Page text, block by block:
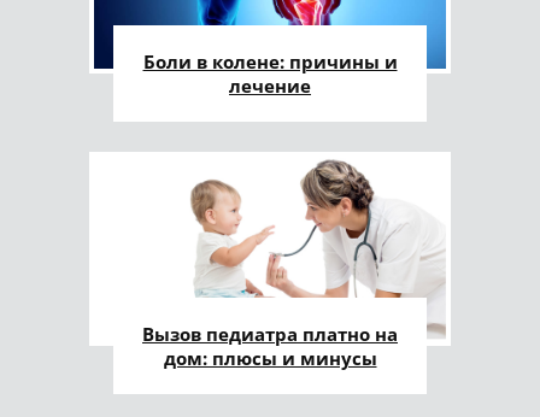
Боли в колене: причины и
лечение
Вызов педиатра платно на
дом: плюсы и минусы